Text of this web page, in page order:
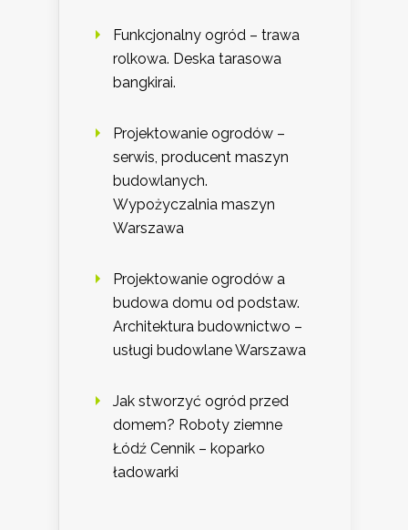
Funkcjonalny ogród – trawa
rolkowa. Deska tarasowa
bangkirai.
Projektowanie ogrodów –
serwis, producent maszyn
budowlanych.
Wypożyczalnia maszyn
Warszawa
Projektowanie ogrodów a
budowa domu od podstaw.
Architektura budownictwo –
usługi budowlane Warszawa
Jak stworzyć ogród przed
domem? Roboty ziemne
Łódź Cennik – koparko
ładowarki